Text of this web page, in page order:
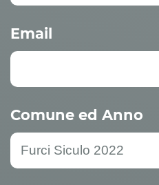
Email
Comune ed Anno